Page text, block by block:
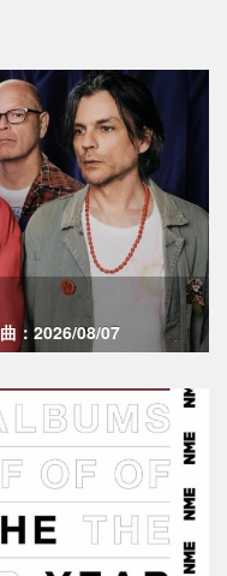
：2026/08/07